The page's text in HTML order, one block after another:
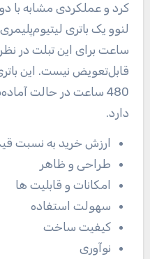
کرد و عملکردی مشابه با
ساعت برای این تبلت در
480 ساعت در حالت
دارد.
ارزش خرید به نسبت
طراحی و ظاهر
امکانات و قابلیت ها
سهولت استفاده
کیفیت ساخت
نوآوری